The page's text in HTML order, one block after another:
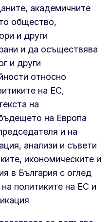
академичните
общество,
и други
и да осъществява
и други
относно
на ЕС,
на
на Европа
и на
анализи и съвети
икономическите и
в България с оглед
политиките на ЕС и